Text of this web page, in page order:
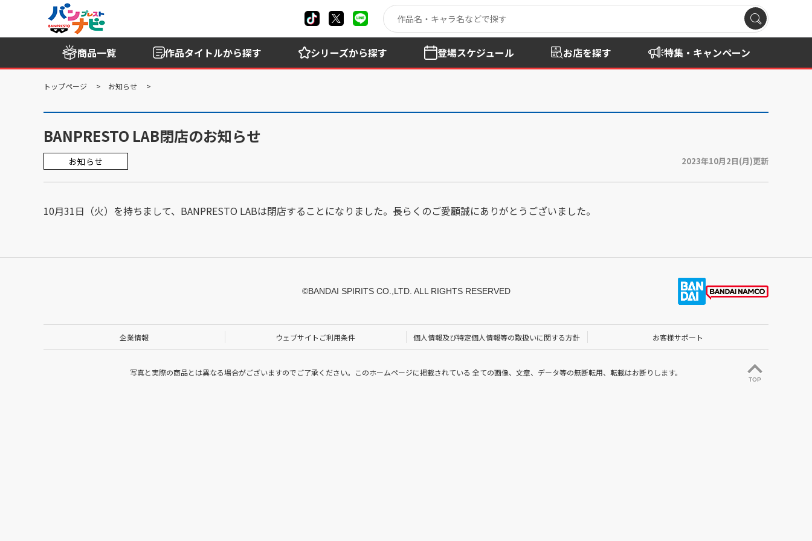
商品一覧 作品タイトルから探す シリーズから探す 登場スケジュール お店を探す 特集・キャンペーン
トップページ お知らせ
BANPRESTO LAB閉店のお知らせ
お知らせ 2023年10月2日(月)更新
10月31日（火）を持ちまして、BANPRESTO LABは閉店することになりました。長らくのご愛顧誠にありがとうございました。
©BANDAI SPIRITS CO.,LTD. ALL RIGHTS RESERVED
企業情報 ウェブサイトご利用条件 個人情報及び特定個人情報等の取扱いに関する方針 お客様サポート
写真と実際の商品とは異なる場合がございますのでご了承ください。このホームページに掲載されている 全ての画像、文章、データ等の無断転用、転載はお断りします。
TOP